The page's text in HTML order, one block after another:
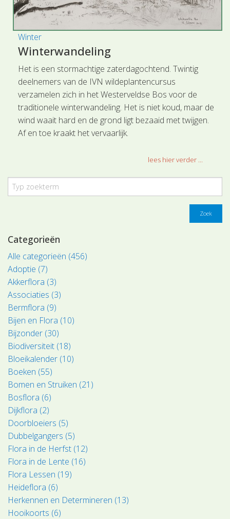
Winter
Winterwandeling
Het is een stormachtige zaterdagochtend. Twintig
deelnemers van de IVN wildeplantencursus
verzamelen zich in het Westerveldse Bos voor de
traditionele winterwandeling. Het is niet koud, maar de
wind waait hard en de grond ligt bezaaid met twijgen.
Af en toe kraakt het vervaarlijk.
lees hier verder ...
Zoek
Categorieën
Alle categorieën (456)
Adoptie (7)
Akkerflora (3)
Associaties (3)
Bermflora (9)
Bijen en Flora (10)
Bijzonder (30)
Biodiversiteit (18)
Bloeikalender (10)
Boeken (55)
Bomen en Struiken (21)
Bosflora (6)
Dijkflora (2)
Doorbloeiers (5)
Dubbelgangers (5)
Flora in de Herfst (12)
Flora in de Lente (16)
Flora Lessen (19)
Heideflora (6)
Herkennen en Determineren (13)
Hooikoorts (6)